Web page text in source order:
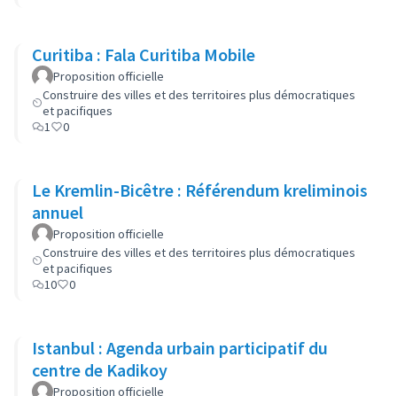
Curitiba : Fala Curitiba Mobile
Proposition officielle
Construire des villes et des territoires plus démocratiques
et pacifiques
1
0
Le Kremlin-Bicêtre : Référendum kreliminois
annuel
Proposition officielle
Construire des villes et des territoires plus démocratiques
et pacifiques
10
0
Istanbul : Agenda urbain participatif du
centre de Kadikoy
Proposition officielle